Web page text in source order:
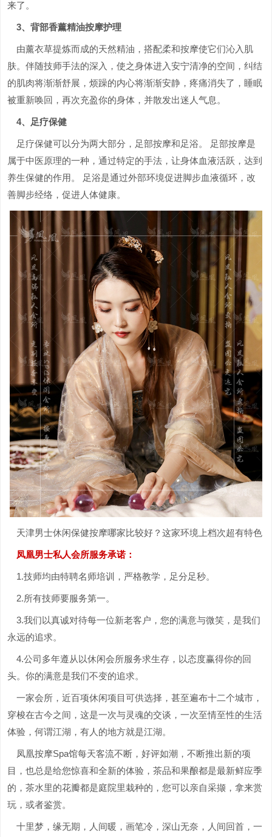
来了。
3、背部香薰精油按摩护理
由薰衣草提炼而成的天然精油，搭配柔和按摩使它们沁入肌
肤。伴随技师手法的深入，使之身体进入安宁清净的空间，纠结
的肌肉将渐渐舒展，烦躁的内心将渐渐安静，疼痛消失了，睡眠
被重新唤回，再次充盈你的身体，并散发出迷人气息。
4、足疗保健
足疗保健可以分为两大部分，足部按摩和足浴。 足部按摩是
属于中医原理的一种，通过特定的手法，让身体血液活跃，达到
养生保健的作用。 足浴是通过外部环境促进脚步血液循环，改
善脚步经络，促进人体健康。
天津男士休闲保健按摩哪家比较好？这家环境上档次超有特色
凤凰男士私人会所服务承诺：
1.技师均由特聘名师培训，严格教学，足分足秒。
2.所有技师要服务第一。
3.我们以真诚对待每一位新老客户，您的满意与微笑，是我们
永远的追求。
4.公司多年遵从以休闲会所服务求生存，以态度赢得你的回
头。你的满意是我们不变的追求。
一家会所，近百项休闲项目可供选择，甚至遍布十二个城市，
穿梭在古今之间，这是一次与灵魂的交谈，一次至情至性的生活
体验，何谓江湖，有人的地方就是江湖。
凤凰按摩Spa馆每天客流不断，好评如潮，不断推出新的项
目，也总是给您惊喜和全新的体验，茶品和果酿都是最新鲜应季
的，茶水里的花瓣都是庭院里栽种的，您可以亲自采撷，拿来赏
玩，或者鉴赏。
十里梦，缘无期，人间暖，画笔冷，深山无奈，人间回首，一